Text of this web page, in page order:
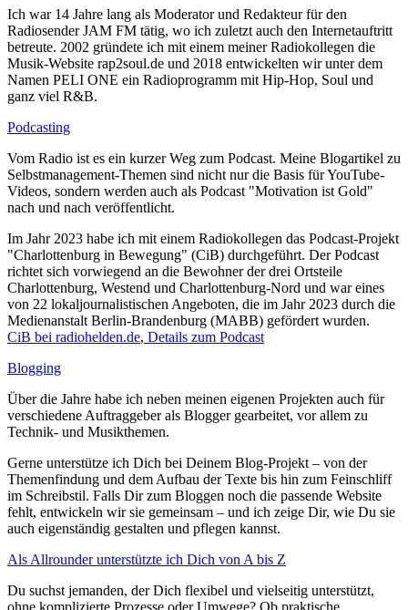
Ich war 14 Jahre lang als Moderator und Redakteur für den
Radiosender JAM FM tätig, wo ich zuletzt auch den Internetauftritt
betreute. 2002 gründete ich mit einem meiner Radiokollegen die
Musik-Website rap2soul.de und 2018 entwickelten wir unter dem
Namen PELI ONE ein Radioprogramm mit Hip-Hop, Soul und
ganz viel R&B.
Podcasting
Vom Radio ist es ein kurzer Weg zum Podcast. Meine Blogartikel zu
Selbstmanagement-Themen sind nicht nur die Basis für YouTube-
Videos, sondern werden auch als Podcast "Motivation ist Gold"
nach und nach veröffentlicht.
Im Jahr 2023 habe ich mit einem Radiokollegen das Podcast-Projekt
"Charlottenburg in Bewegung" (CiB) durchgeführt. Der Podcast
richtet sich vorwiegend an die Bewohner der drei Ortsteile
Charlottenburg, Westend und Charlottenburg-Nord und war eines
von 22 lokaljournalistischen Angeboten, die im Jahr 2023 durch die
Medienanstalt Berlin-Brandenburg (MABB) gefördert wurden.
CiB bei radiohelden.de, Details zum Podcast
Blogging
Über die Jahre habe ich neben meinen eigenen Projekten auch für
verschiedene Auftraggeber als Blogger gearbeitet, vor allem zu
Technik- und Musikthemen.
Gerne unterstütze ich Dich bei Deinem Blog-Projekt – von der
Themenfindung und dem Aufbau der Texte bis hin zum Feinschliff
im Schreibstil. Falls Dir zum Bloggen noch die passende Website
fehlt, entwickeln wir sie gemeinsam – und ich zeige Dir, wie Du sie
auch eigenständig gestalten und pflegen kannst.
Als Allrounder unterstützte ich Dich von A bis Z
Du suchst jemanden, der Dich flexibel und vielseitig unterstützt,
ohne komplizierte Prozesse oder Umwege? Ob praktische